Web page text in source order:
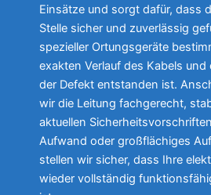
Einsätze und sorgt dafür, dass
Stelle sicher und zuverlässig
spezieller Ortungsgeräte
exakten Verlauf des Kabels
der Defekt entstanden ist.
wir die Leitung fachgerecht,
aktuellen
Aufwand oder großflächiges
stellen wir sicher, dass Ihre
wieder vollständig